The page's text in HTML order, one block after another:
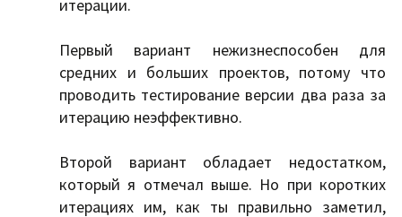
итерации.
Первый вариант нежизнеспособен для
средних и больших проектов, потому что
проводить тестирование версии два раза за
итерацию неэффективно.
Второй вариант обладает недостатком,
который я отмечал выше. Но при коротких
итерациях им, как ты правильно заметил,